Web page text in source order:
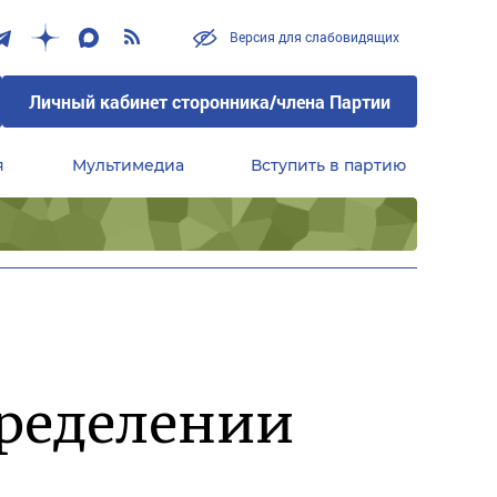
Версия для слабовидящих
Личный кабинет сторонника/члена Партии
Мультимедиа Вступить в партию